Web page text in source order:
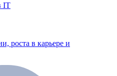
IT
роста в карьере и